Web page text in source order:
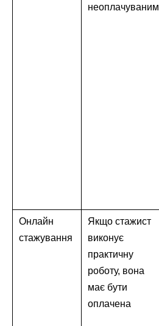
неоплачуваним
Онлайн
стажування
Якщо стажист
виконує
практичну
роботу, вона
має бути
оплачена